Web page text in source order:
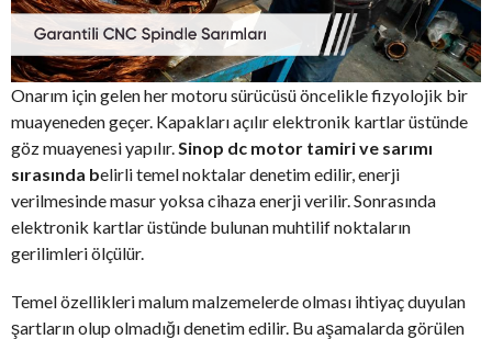
Onarım için gelen her motoru sürücüsü öncelikle fizyolojik bir
muayeneden geçer. Kapakları açılır elektronik kartlar üstünde
göz muayenesi yapılır. Sinop dc motor tamiri ve sarımı
sırasında belirli temel noktalar denetim edilir, enerji
verilmesinde masur yoksa cihaza enerji verilir. Sonrasında
elektronik kartlar üstünde bulunan muhtilif noktaların
gerilimleri ölçülür.
Temel özellikleri malum malzemelerde olması ihtiyaç duyulan
şartların olup olmadığı denetim edilir. Bu aşamalarda görülen